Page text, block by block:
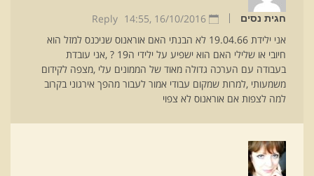
חגית נסים 16/10/2016 ,
14:55
Reply
אני ילידת 19.04.66 לא הבנתי האם אוראנוס שניכנס למזל הוא
חיובי או שלילי האם הוא ישפיע על ילידי ה19 ? ,אני עובדת
בעבודה עם הערכה גדולה מאוד של הממונים עלי ,מצפה לקידום
משמעותי ,למרות שמקום עבודי אמור לעבור מהפך אירגוני בקרוב
למה לצפות אם אוראנוס לא צפוי